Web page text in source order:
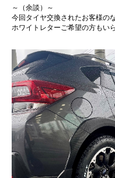
～（余談）～
今回タイヤ交換されたお客様の
ホワイトレターご希望の方もい